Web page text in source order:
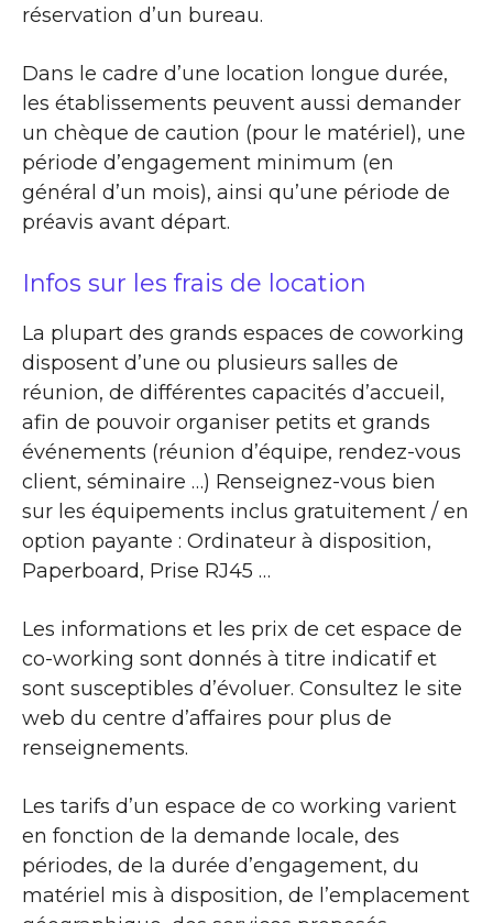
réservation d’un bureau.
Dans le cadre d’une location longue durée,
les établissements peuvent aussi demander
un chèque de caution (pour le matériel), une
période d’engagement minimum (en
général d’un mois), ainsi qu’une période de
préavis avant départ.
Infos sur les frais de location
La plupart des grands espaces de coworking
disposent d’une ou plusieurs salles de
réunion, de différentes capacités d’accueil,
afin de pouvoir organiser petits et grands
événements (réunion d’équipe, rendez-vous
client, séminaire …) Renseignez-vous bien
sur les équipements inclus gratuitement / en
option payante : Ordinateur à disposition,
Paperboard, Prise RJ45 …
Les informations et les prix de cet espace de
co-working sont donnés à titre indicatif et
sont susceptibles d’évoluer. Consultez le site
web du centre d’affaires pour plus de
renseignements.
Les tarifs d’un espace de co working varient
en fonction de la demande locale, des
périodes, de la durée d’engagement, du
matériel mis à disposition, de l’emplacement